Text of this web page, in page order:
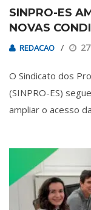
SINPRO-ES
NOVAS
REDACAO
O Sindicato dos
(SINPRO-ES)
ampliar o acesso